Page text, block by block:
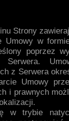
Strony
Umowy w
poprzez
Serwera.
z Serwera
Umowy
i prawnych
w trybie